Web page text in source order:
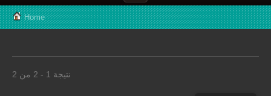
Home
نتيجة 1 - 2 من 2